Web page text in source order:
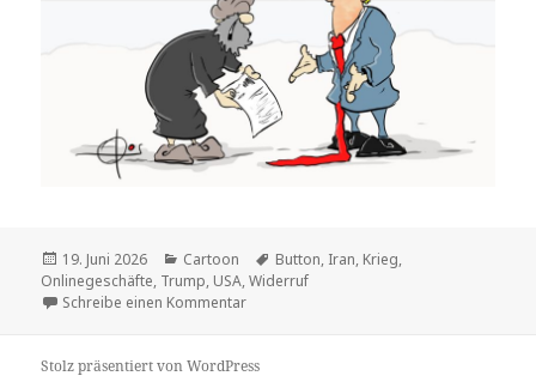
Veröffentlicht
am
19. Juni 2026 Kategorien
Cartoon Schlagwörter
Button, Iran, Krieg,
Onlinegeschäfte, Trump, USA,Widerruf
Schreibe einen Kommentarzu
Stolz präsentiert von WordPress